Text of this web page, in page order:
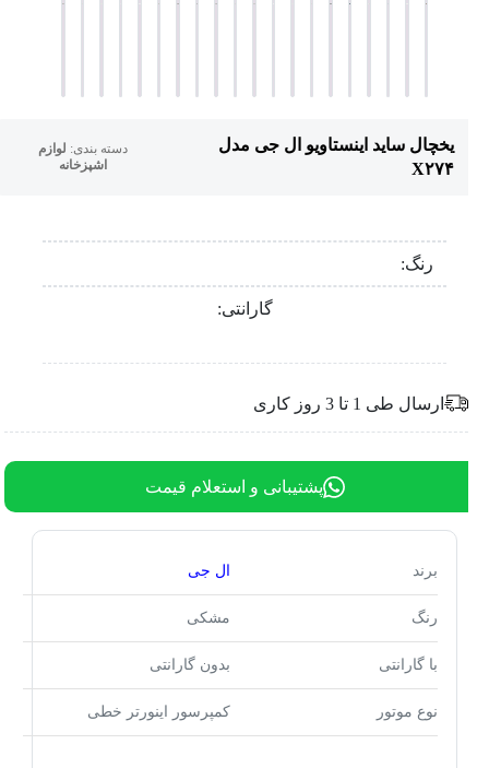
یخچال ساید اینستاویو ال جی مدل
X۲۷۴
دسته بندی:لوازم
اشپزخانه
رنگ:
گارانتی:
ارسال طی 1 تا 3 روز کاری
پشتیبانی و استعلام قیمت
برند ال جی
رنگ مشکی
با گارانتی بدون گارانتی
نوع موتور کمپرسور اینورتر خطی